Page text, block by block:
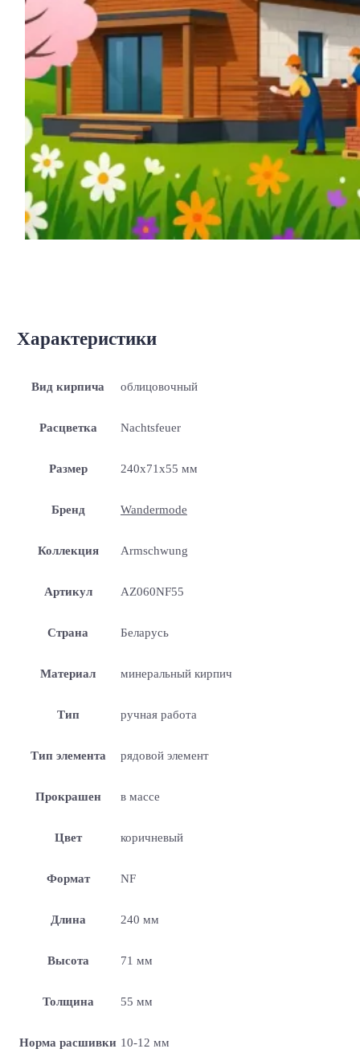
Характеристики
Вид кирпича облицовочный
Расцветка Nachtsfeuer
Размер 240x71x55 мм
Бренд Wandermode
Коллекция Armschwung
Артикул AZ060NF55
Страна Беларусь
Материал минеральный кирпич
Тип ручная работа
Тип элемента рядовой элемент
Прокрашен в массе
Цвет коричневый
Формат NF
Длина 240 мм
Высота 71 мм
Толщина 55 мм
Норма расшивки 10-12 мм